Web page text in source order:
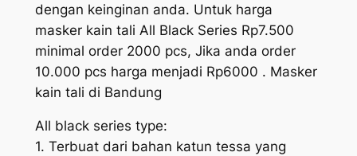
dengan keinginan anda. Untuk harga
masker kain tali All Black Series Rp7.500
minimal order 2000 pcs, Jika anda order
10.000 pcs harga menjadi Rp6000 . Masker
kain tali di Bandung
All black series type:
1. Terbuat dari bahan katun tessa yang